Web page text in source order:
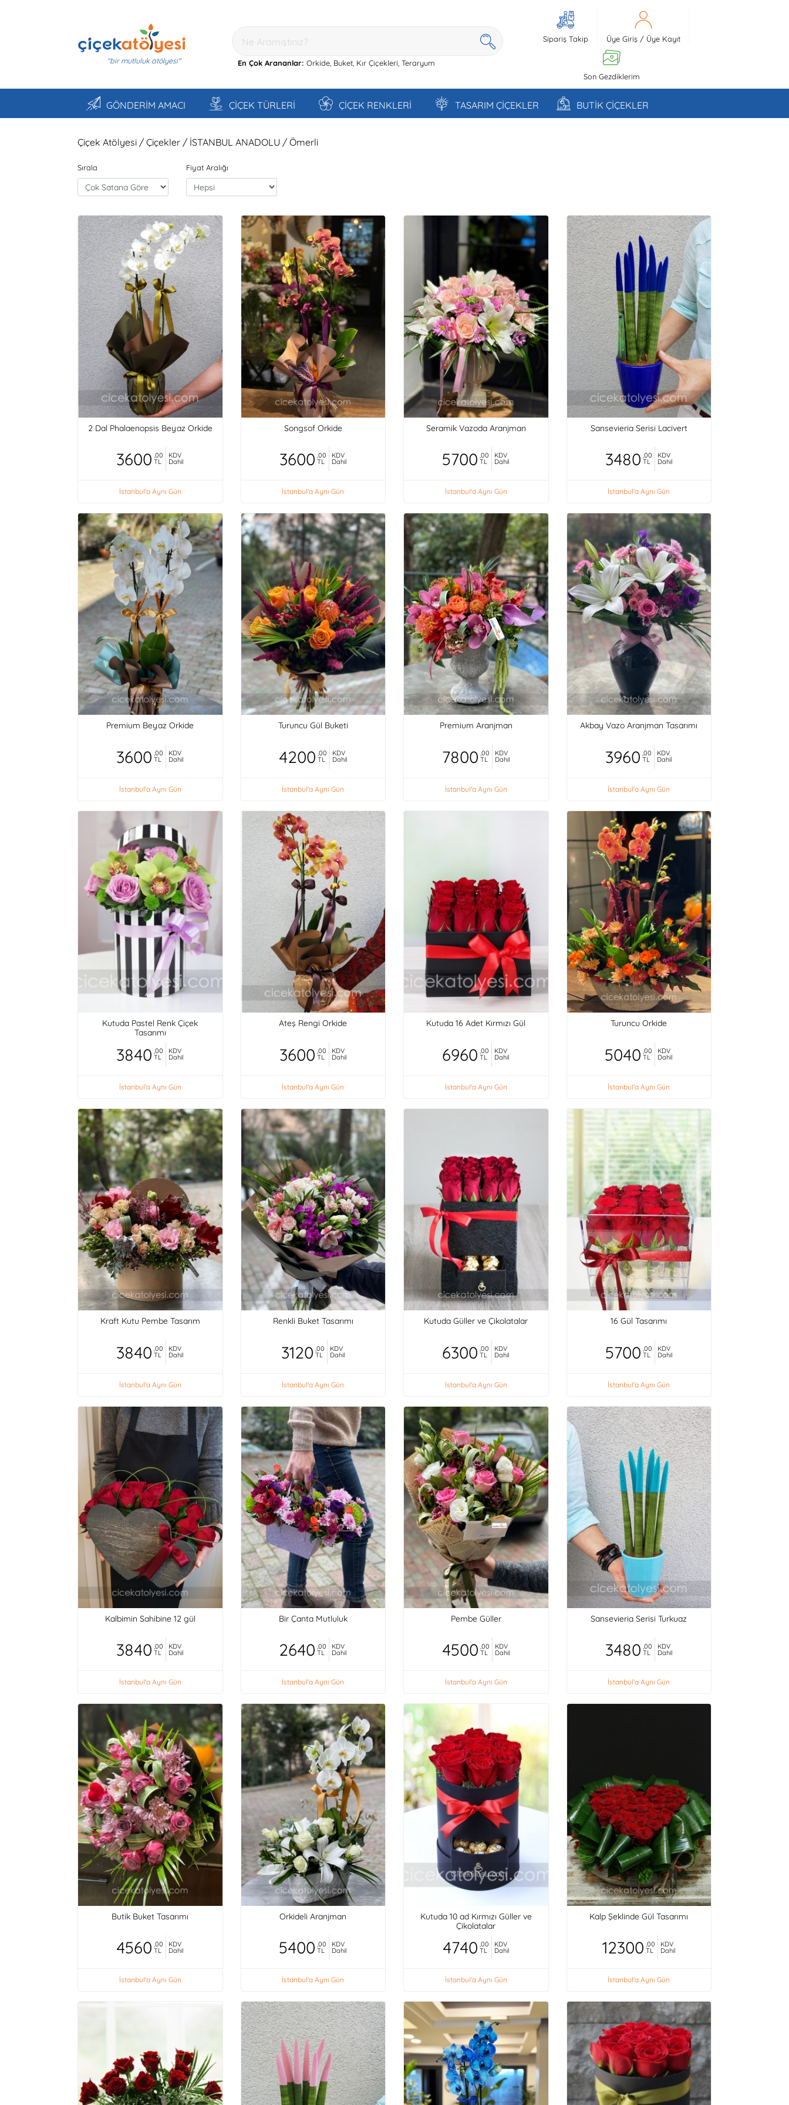
"bir mutluluk atölyesi" En Çok Arananlar: Orkide, Buket, Kır Çiçekleri, Teraryum
Sipariş Takip Üye Giriş/ Üye Kayıt
Son Gezdiklerim
GÖNDERİM AMACI ÇİÇEK TÜRLERİ ÇİÇEK RENKLERİ TASARIM ÇİÇEKLER BUTİK ÇİÇEKLER
Çiçek Atölyesi / Çiçekler / İSTANBUL ANADOLU / Ömerli
Sırala Fiyat Aralığı
2 Dal Phalaenopsis Beyaz Orkide
3600 ,00
TL
KDV
Dahil
İstanbul'a Aynı Gün
Songsof Orkide
3600 ,00
TL
KDV
Dahil
İstanbul'a Aynı Gün
Seramik Vazoda Aranjman
5700 ,00
TL
KDV
Dahil
İstanbul'a Aynı Gün
Sansevieria Serisi Lacivert
3480 ,00
TL
KDV
Dahil
İstanbul'a Aynı Gün
Premium Beyaz Orkide
3600 ,00
TL
KDV
Dahil
İstanbul'a Aynı Gün
Turuncu Gül Buketi
4200 ,00
TL
KDV
Dahil
İstanbul'a Aynı Gün
Premium Aranjman
7800 ,00
TL
KDV
Dahil
İstanbul'a Aynı Gün
Akbay Vazo Aranjman Tasarımı
3960 ,00
TL
KDV
Dahil
İstanbul'a Aynı Gün
Kutuda Pastel Renk Çiçek
Tasarımı
3840 ,00
TL
KDV
Dahil
İstanbul'a Aynı Gün
Ateş Rengi Orkide
3600 ,00
TL
KDV
Dahil
İstanbul'a Aynı Gün
Kutuda 16 Adet Kırmızı Gül
6960 ,00
TL
KDV
Dahil
İstanbul'a Aynı Gün
Turuncu Orkide
5040 ,00
TL
KDV
Dahil
İstanbul'a Aynı Gün
Kraft Kutu Pembe Tasarım
3840 ,00
TL
KDV
Dahil
İstanbul'a Aynı Gün
Renkli Buket Tasarımı
3120 ,00
TL
KDV
Dahil
İstanbul'a Aynı Gün
Kutuda Güller ve Çikolatalar
6300 ,00
TL
KDV
Dahil
İstanbul'a Aynı Gün
16 Gül Tasarımı
5700 ,00
TL
KDV
Dahil
İstanbul'a Aynı Gün
Kalbimin Sahibine 12 gül
3840 ,00
TL
KDV
Dahil
İstanbul'a Aynı Gün
Bir Çanta Mutluluk
2640 ,00
TL
KDV
Dahil
İstanbul'a Aynı Gün
Pembe Güller
4500 ,00
TL
KDV
Dahil
İstanbul'a Aynı Gün
Sansevieria Serisi Turkuaz
3480 ,00
TL
KDV
Dahil
İstanbul'a Aynı Gün
Butik Buket Tasarımı
4560 ,00
TL
KDV
Dahil
İstanbul'a Aynı Gün
Orkideli Aranjman
5400 ,00
TL
KDV
Dahil
İstanbul'a Aynı Gün
Kutuda 10 ad Kırmızı Güller ve
Çikolatalar
4740 ,00
TL
KDV
Dahil
İstanbul'a Aynı Gün
Kalp Şeklinde Gül Tasarımı
12300 ,00
TL
KDV
Dahil
İstanbul'a Aynı Gün